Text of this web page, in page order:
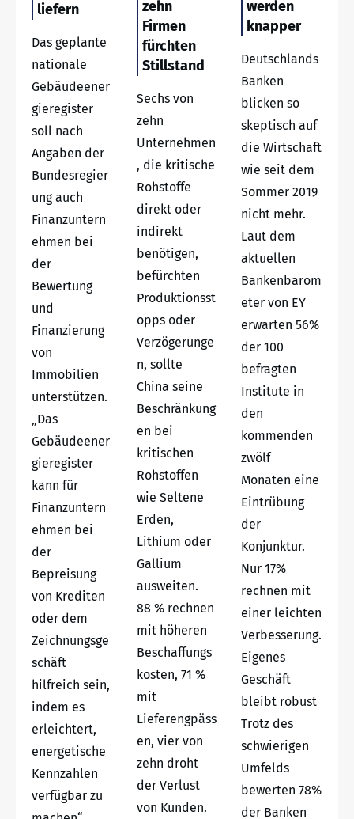
liefern
Das geplante
nationale
Gebäudeener
gieregister
soll nach
Angaben der
Bundesregier
ung auch
Finanzuntern
ehmen bei
der
Bewertung
und
Finanzierung
von
Immobilien
unterstützen.
„Das
Gebäudeener
gieregister
kann für
Finanzuntern
ehmen bei
der
Bepreisung
von Krediten
oder dem
Zeichnungsge
schäft
hilfreich sein,
indem es
erleichtert,
energetische
Kennzahlen
verfügbar zu
zehn
Firmen
fürchten
Stillstand
Sechs von
zehn
Unternehmen
, die kritische
Rohstoffe
direkt oder
indirekt
benötigen,
befürchten
Produktionsst
opps oder
Verzögerunge
n, sollte
China seine
Beschränkung
en bei
kritischen
Rohstoffen
wie Seltene
Erden,
Lithium oder
Gallium
ausweiten.
88 % rechnen
mit höheren
Beschaffungs
kosten, 71 %
mit
Lieferengpäss
en, vier von
zehn droht
der Verlust
von Kunden.
werden
knapper
Deutschlands
Banken
blicken so
skeptisch auf
die Wirtschaft
wie seit dem
Sommer 2019
nicht mehr.
Laut dem
aktuellen
Bankenbarom
eter von EY
erwarten 56%
der 100
befragten
Institute in
den
kommenden
zwölf
Monaten eine
Eintrübung
der
Konjunktur.
Nur 17%
rechnen mit
einer leichten
Verbesserung.
Eigenes
Geschäft
bleibt robust
Trotz des
schwierigen
Umfelds
bewerten 78%
der Banken